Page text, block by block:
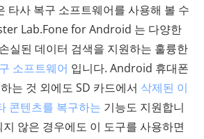
타사 복구 소프트웨어를 사용해 볼 수
Lab.Fone for Android 는 다양한
실된 데이터 검색을 지원하는 훌륭한
소프트웨어 입니다. Android 휴대폰
는 것 외에도 SD 카드에서 삭제된 이
콘텐츠를 복구하는 기능도 지원합니
않은 경우에도 이 도구를 사용하면